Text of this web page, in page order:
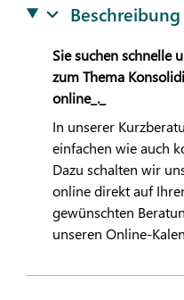
Beschreibung
Sie suchen schnelle
zum Thema
online_._
In unserer
einfachen wie auch
Dazu schalten wir
online direkt auf
gewünschten
unseren Online-